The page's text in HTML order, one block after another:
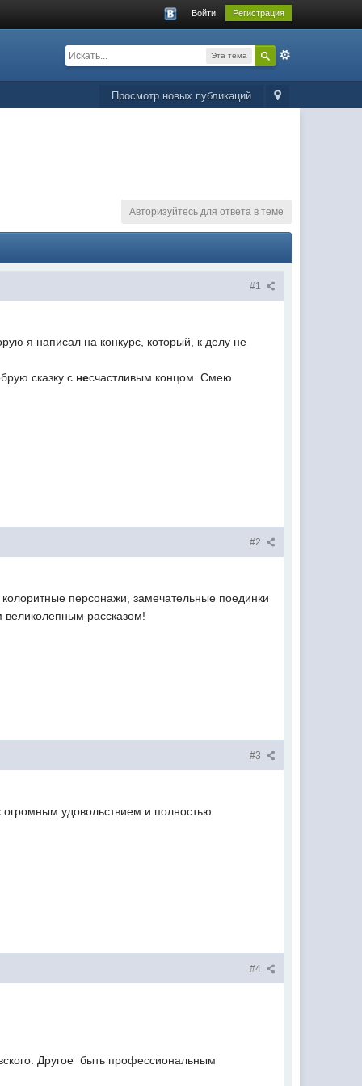
Войти Регистрация
Эта тема
Просмотр новых публикаций
Авторизуйтесь для ответа в теме
#1
я написал на конкурс, который, к делу не
сказку с несчастливым концом. Смею
#2
персонажи, замечательные поединки
великолепным рассказом!
#3
удовольствием и полностью
#4
Другое  быть профессиональным